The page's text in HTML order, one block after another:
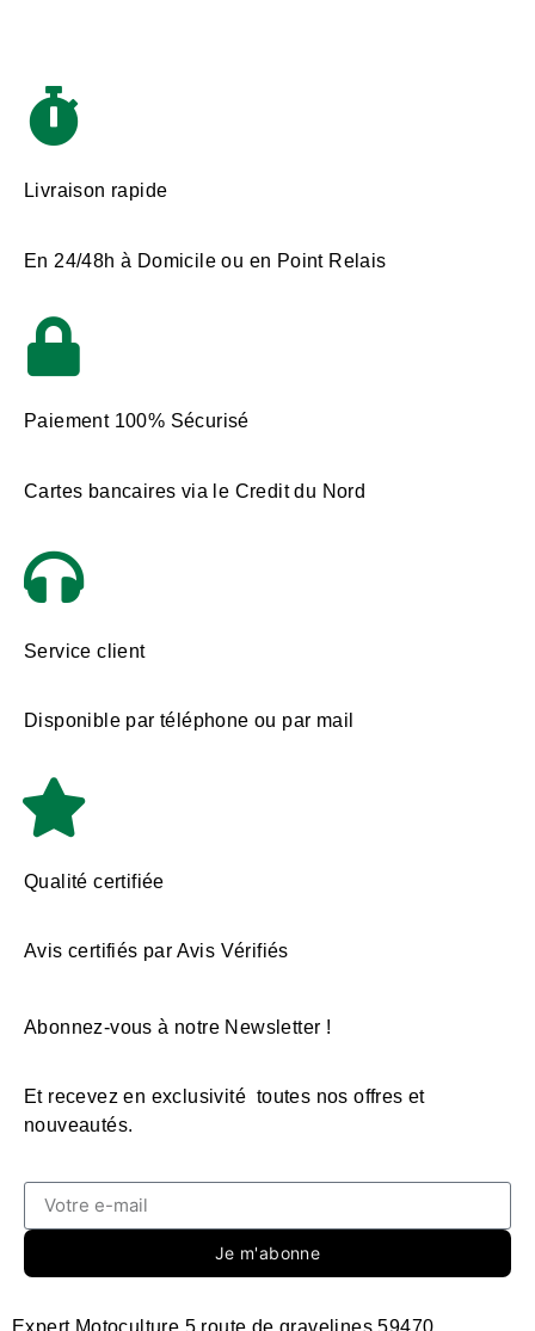
Livraison rapide
En 24/48h à Domicile ou en Point Relais
Paiement 100% Sécurisé
Cartes bancaires via le Credit du Nord
Service client
Disponible par téléphone ou par mail
Qualité certifiée
Avis certifiés par Avis Vérifiés
Abonnez-vous à notre Newsletter !
Et recevez en exclusivité toutes nos offres et
nouveautés.
Je m'abonne
Expert Motoculture 5 route de gravelines 59470